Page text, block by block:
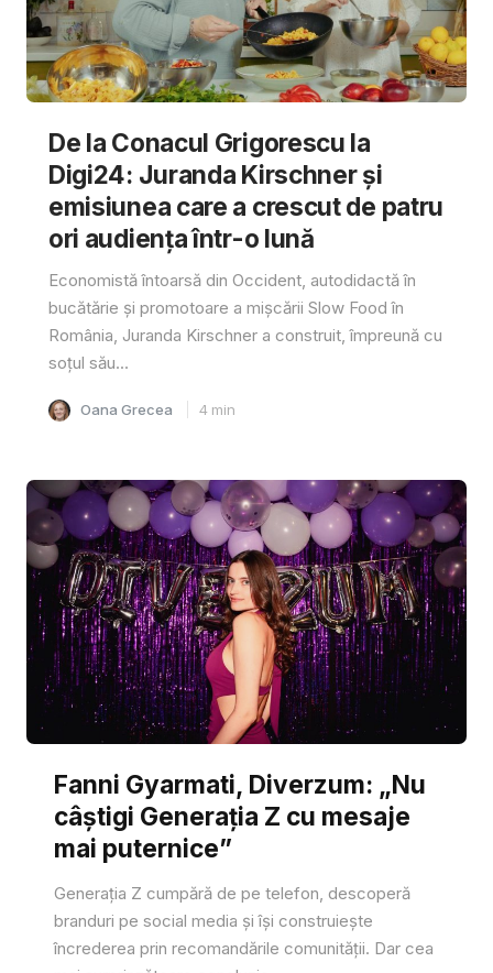
De la Conacul Grigorescu la
Digi24: Juranda Kirschner și
emisiunea care a crescut de patru
ori audiența într-o lună
Economistă întoarsă din Occident, autodidactă în
bucătărie și promotoare a mișcării Slow Food în
România, Juranda Kirschner a construit, împreună cu
soțul său...
Oana Grecea 4 min
Fanni Gyarmati, Diverzum: „Nu
câștigi Generația Z cu mesaje
mai puternice”
Generația Z cumpără de pe telefon, descoperă
branduri pe social media și își construiește
încrederea prin recomandările comunității. Dar cea